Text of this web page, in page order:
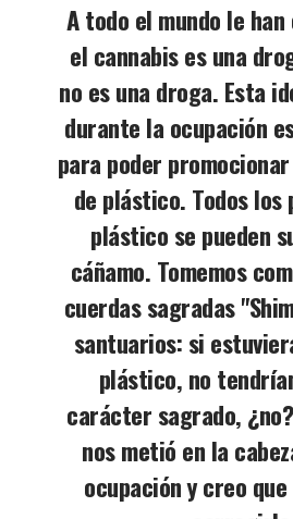
A todo el mundo le han
el cannabis es una
no es una droga. Esta
durante la ocupación
para poder
de plástico. Todos
plástico se pueden
cáñamo. Tomemos
cuerdas sagradas
santuarios: si
plástico, no
carácter sagrado,
nos metió en la
ocupación y creo